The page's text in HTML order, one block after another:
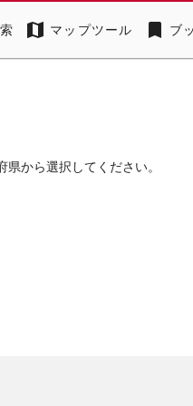
map マップツール bookmark ブ
から選択してください。